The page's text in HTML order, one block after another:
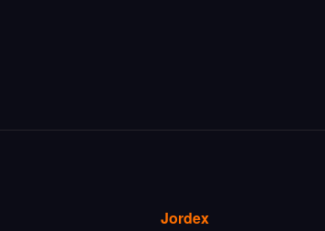
Jordex